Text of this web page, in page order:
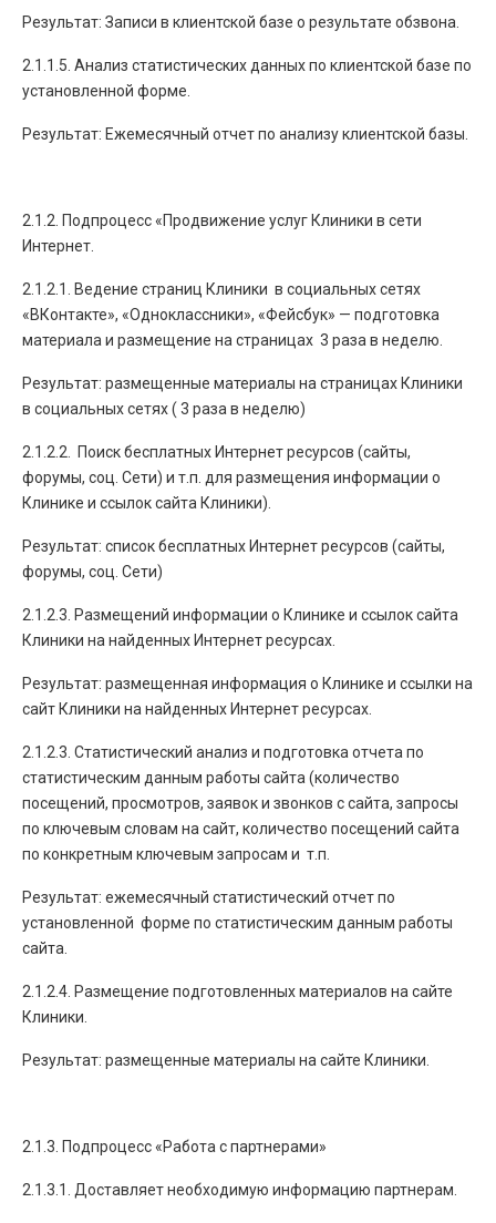
Результат: Записи в клиентской базе о результате обзвона.
2.1.1.5. Анализ статистических данных по клиентской базе по
установленной форме.
Результат: Ежемесячный отчет по анализу клиентской базы.
2.1.2. Подпроцесс «Продвижение услуг Клиники в сети
Интернет.
2.1.2.1. Ведение страниц Клиники в социальных сетях
«ВКонтакте», «Одноклассники», «Фейсбук» — подготовка
материала и размещение на страницах 3 раза в неделю.
Результат: размещенные материалы на страницах Клиники
в социальных сетях ( 3 раза в неделю)
2.1.2.2. Поиск бесплатных Интернет ресурсов (сайты,
форумы, соц. Сети) и т.п. для размещения информации о
Клинике и ссылок сайта Клиники).
Результат: список бесплатных Интернет ресурсов (сайты,
форумы, соц. Сети)
2.1.2.3. Размещений информации о Клинике и ссылок сайта
Клиники на найденных Интернет ресурсах.
Результат: размещенная информация о Клинике и ссылки на
сайт Клиники на найденных Интернет ресурсах.
2.1.2.3. Статистический анализ и подготовка отчета по
статистическим данным работы сайта (количество
посещений, просмотров, заявок и звонков с сайта, запросы
по ключевым словам на сайт, количество посещений сайта
по конкретным ключевым запросам и т.п.
Результат: ежемесячный статистический отчет по
установленной форме по статистическим данным работы
сайта.
2.1.2.4. Размещение подготовленных материалов на сайте
Клиники.
Результат: размещенные материалы на сайте Клиники.
2.1.3. Подпроцесс «Работа с партнерами»
2.1.3.1. Доставляет необходимую информацию партнерам.